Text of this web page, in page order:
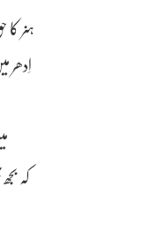
ہنر
اِدھر
کہ